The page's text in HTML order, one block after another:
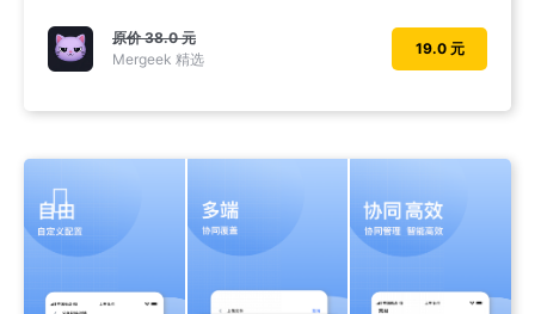
原价38.0 元
Mergeek 精选
19.0 元